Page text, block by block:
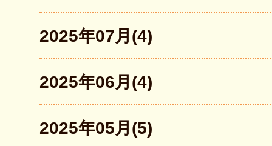
2025年07月(4)
2025年06月(4)
2025年05月(5)